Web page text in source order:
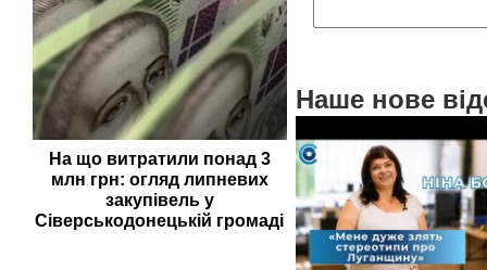
На що витратили понад 3
млн грн: огляд липневих
закупівель у
Сіверськодонецькій громаді
Наше нове